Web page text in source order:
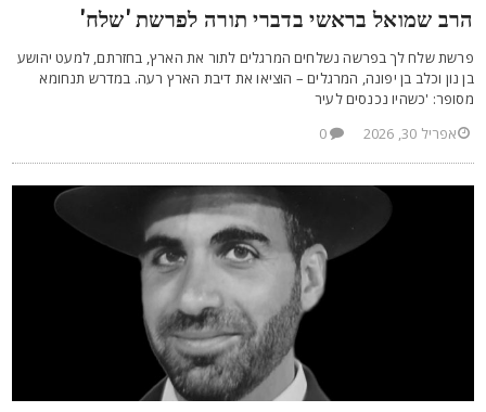
שמואל בראשי בדברי תורה לפרשת 'שלח'
שלח לך בפרשה נשלחים המרגלים לתור את הארץ, בחזרתם, למעט יהושע
נון וכלב בן יפונה, המרגלים – הוציאו את דיבת הארץ רעה. במדרש תנחומא
'כשהיו נכנסים לעיר
אפריל 30, 2026
0